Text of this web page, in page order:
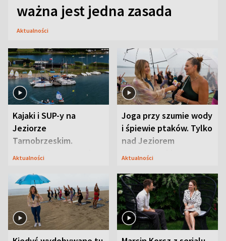
ważna jest jedna zasada
Aktualności
Kajaki i SUP-y na
Jeziorze
Tarnobrzeskim.
Przyrodnicy zwracają
Aktualności
Joga przy szumie wody
i śpiewie ptaków. Tylko
nad Jeziorem
Tarnobrzeskim
Aktualności